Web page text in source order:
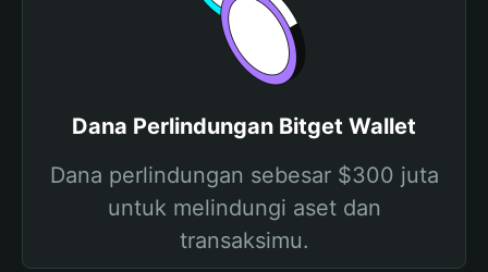
Dana Perlindungan Bitget Wallet
Dana perlindungan sebesar $300 juta
untuk melindungi aset dan
transaksimu.